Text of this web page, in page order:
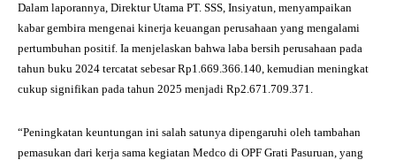
Dalam laporannya, Direktur Utama PT. SSS, Insiyatun, menyampaikan
kabar gembira mengenai kinerja keuangan perusahaan yang mengalami
pertumbuhan positif. Ia menjelaskan bahwa laba bersih perusahaan pada
tahun buku 2024 tercatat sebesar Rp1.669.366.140, kemudian meningkat
cukup signifikan pada tahun 2025 menjadi Rp2.671.709.371.
“Peningkatan keuntungan ini salah satunya dipengaruhi oleh tambahan
pemasukan dari kerja sama kegiatan Medco di OPF Grati Pasuruan, yang